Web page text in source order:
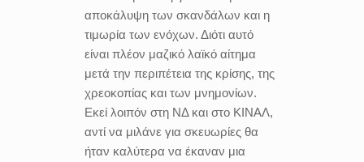
αποκάλυψη των σκανδάλων και η
τιμωρία των ενόχων. Διότι αυτό
είναι πλέον μαζικό λαϊκό αίτημα
μετά την περιπέτεια της κρίσης, της
χρεοκοπίας και των μνημονίων.
Εκεί λοιπόν στη ΝΔ και στο ΚΙΝΑΛ,
αντί να μιλάνε για σκευωρίες θα
ήταν καλύτερα να έκαναν μια